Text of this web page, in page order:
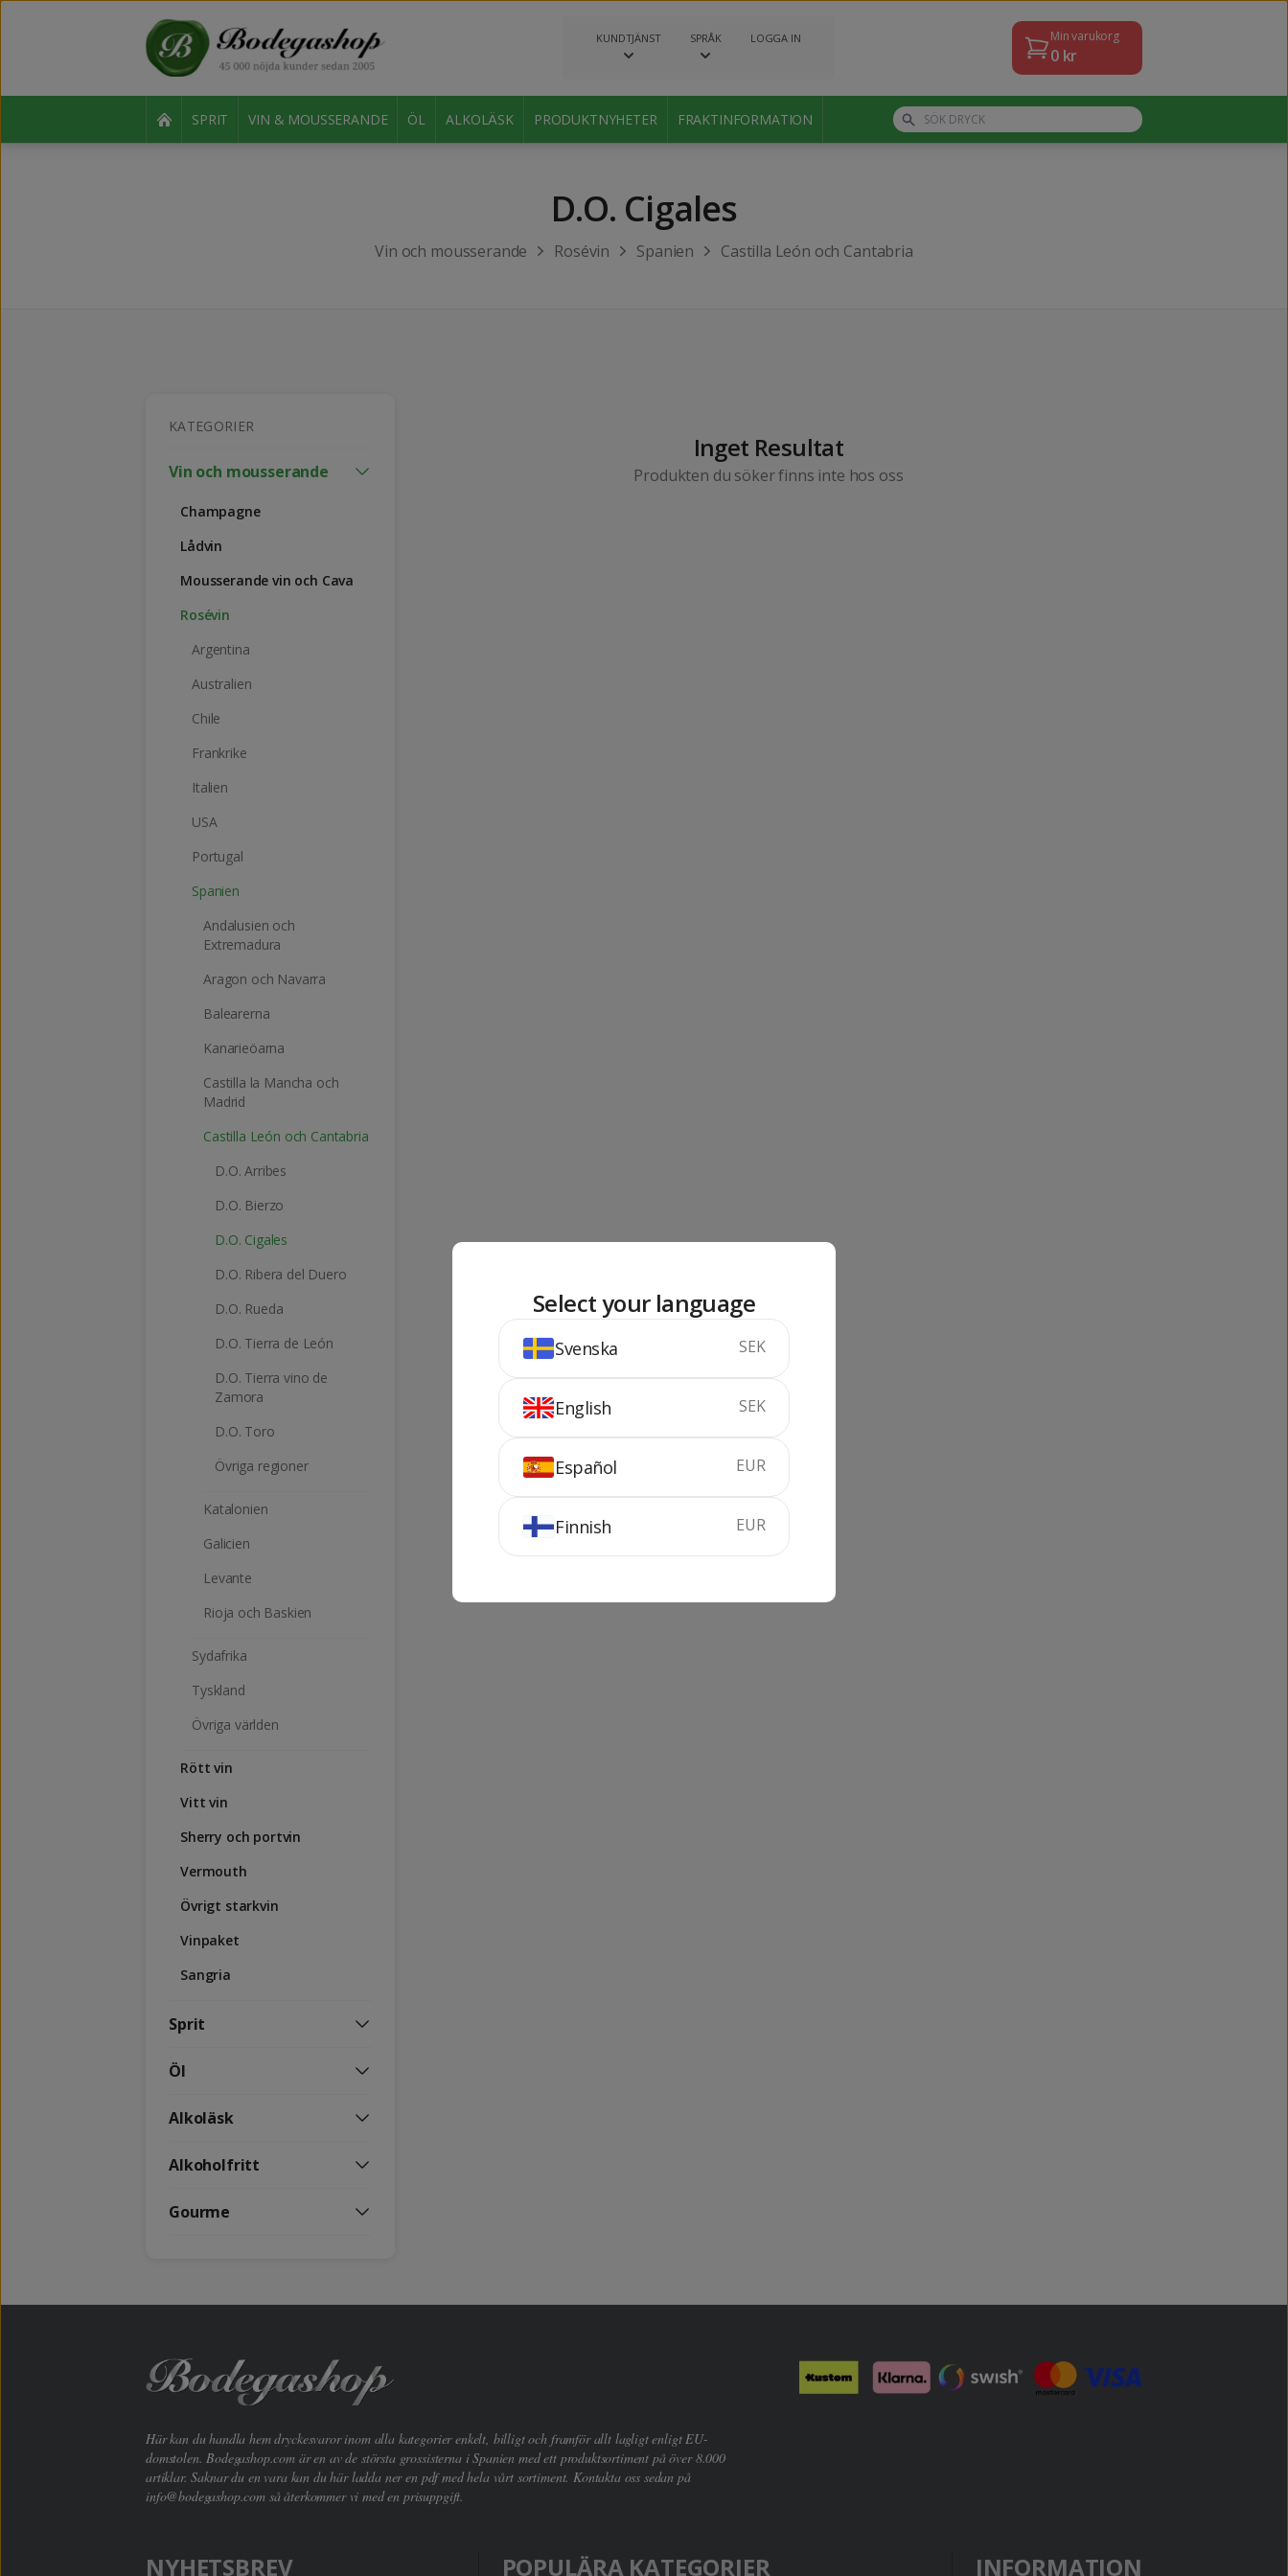
KUNDTJÄNST SPRÅK LOGGA IN Min varukorg
0kr
SPRIT VIN & MOUSSERANDE ÖL ALKOLÄSK PRODUKTNYHETER FRAKTINFORMATION
D.O. Cigales
Vin och mousserande Rosévin Spanien Castilla León och Cantabria
KATEGORIER
Vin och mousserande
Champagne
Lådvin
Mousserande vin och Cava
Rosévin
Argentina
Australien
Chile
Frankrike
Italien
USA
Portugal
Spanien
Andalusien och
Extremadura
Aragon och Navarra
Balearerna
Kanarieöarna
Castilla la Mancha och
Madrid
Castilla León och Cantabria
D.O. Arribes
D.O. Bierzo
D.O. Cigales
D.O. Ribera del Duero
D.O. Rueda
D.O. Tierra de León
D.O. Tierra vino de
Zamora
D.O. Toro
Övriga regioner
Katalonien
Galicien
Levante
Rioja och Baskien
Sydafrika
Tyskland
Övriga världen
Rött vin
Vitt vin
Sherry och portvin
Vermouth
Övrigt starkvin
Vinpaket
Sangria
Sprit
Öl
Alkoläsk
Alkoholfritt
Gourme
Inget Resultat
Produkten du söker finns inte hos oss
Här kan du handla hem dryckesvaror inom alla kategorier enkelt, billigt och framför allt lagligt enligt EU-
domstolen. Bodegashop.com är en av de största grossisterna i Spanien med ett produktsortiment på över 8.000
artiklar. Saknar du en vara kan du här ladda ner en pdf med hela vårt sortiment. Kontakta oss sedan på
info@bodegashop.comså återkommer vi med en prisuppgift.
NYHETSBREV POPULÄRA KATEGORIER INFORMATION
Select your language
Svenska SEK
English SEK
Español EUR
Finnish EUR